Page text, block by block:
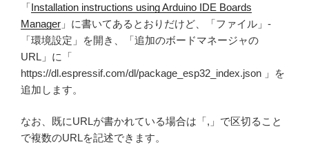
「Installation instructions using Arduino IDE Boards
Manager 」に書いてあるとおりだけど、「ファイル」-
「環境設定」を開き、「追加のボードマネージャの
URL」に「
https://dl.espressif.com/dl/package_esp32_index.json 」を
追加します。
なお、既にURLが書かれている場合は「,」で区切ること
で複数のURLを記述できます。